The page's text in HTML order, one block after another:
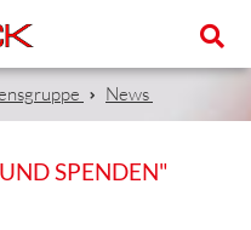
News
SPENDEN"